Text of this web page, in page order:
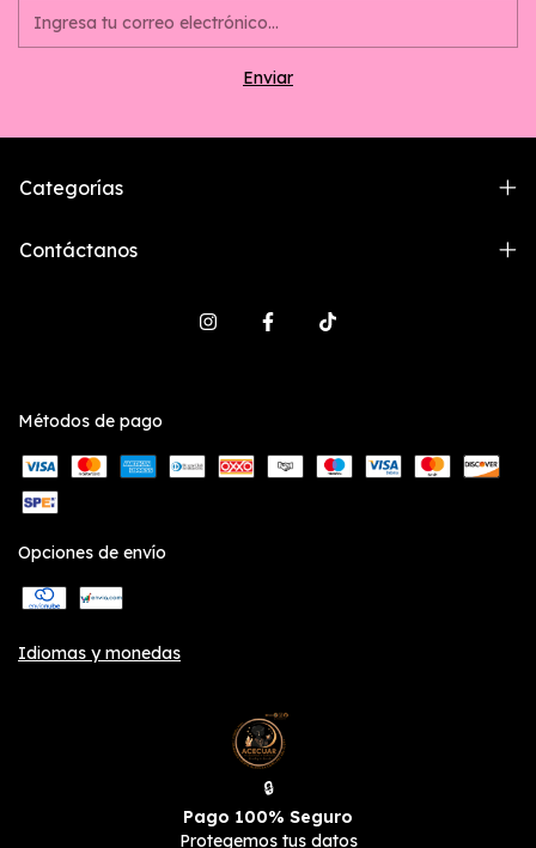
Categorías
Contáctanos
Métodos de pago
Opciones de envío
Idiomas y monedas
🔒
Pago 100% Seguro
Protegemos tus datos